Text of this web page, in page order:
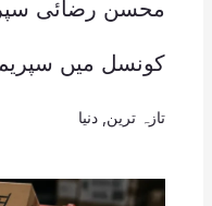
محسن رضائی
کونسل میں سپریم
تازہ ترین دنیا